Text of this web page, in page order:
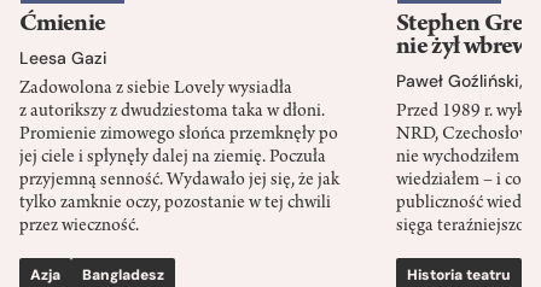
Ćmienie
Leesa Gazi
Zadowolona z siebie Lovely wysiadła
z autorikszy z dwudziestoma taka w dłoni.
Promienie zimowego słońca przemknęły po
jej ciele i spłynęły dalej na ziemię. Poczuła
przyjemną senność. Wydawało jej się, że jak
tylko zamknie oczy, pozostanie w tej chwili
przez wieczność.
Azja Bangladesz
Stephen
nie żył wbrew
Paweł Goźliński,
Przed 1989 r.
NRD,
nie wychodziłem
wiedziałem – i co
publiczność
sięga
Historia teatru